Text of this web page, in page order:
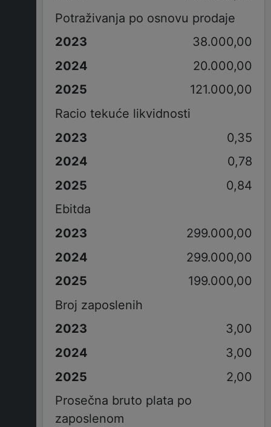
Potraživanja po osnovu prodaje
38.000,00
20.000,00
121.000,00
Racio tekuće likvidnosti
0,35
0,78
0,84
Ebitda
299.000,00
299.000,00
199.000,00
Broj zaposlenih
3,00
3,00
2,00
Prosečna bruto plata po
zaposlenom